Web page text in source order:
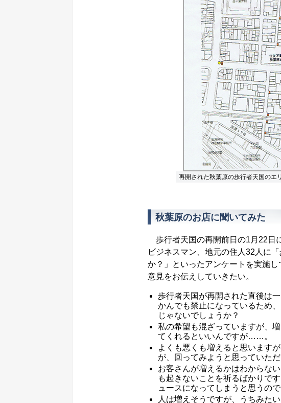
再開された秋葉原の歩行者天国のエ
秋葉原のお店に聞いてみた
歩行者天国の再開前日の1月22日
ビジネスマン、地元の住人32人に
か？」といったアンケートを実施
意見をお伝えしていきたい。
歩行者天国が再開された直後は
かんでも禁止になっているため
じゃないでしょうか？
私の希望も混ざっていますが、
てくれるといいんですが……。
よくも悪くも増えると思います
が、回ってみようと思っていた
お客さんが増えるかはわからな
も起きないことを祈るばかりで
ュースになってしまうと思うので
人は増えそうですが、うちみた